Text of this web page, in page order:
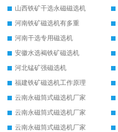
山西铁矿干选永磁磁选机
河南铁矿磁选机有多重
河南干选专用磁选机
安徽水选褐铁矿磁选机
河北锰矿强磁选机
福建铁矿磁选机工作原理
云南永磁筒式磁选机厂家
云南永磁筒式磁选机厂家
云南永磁筒式磁选机厂家